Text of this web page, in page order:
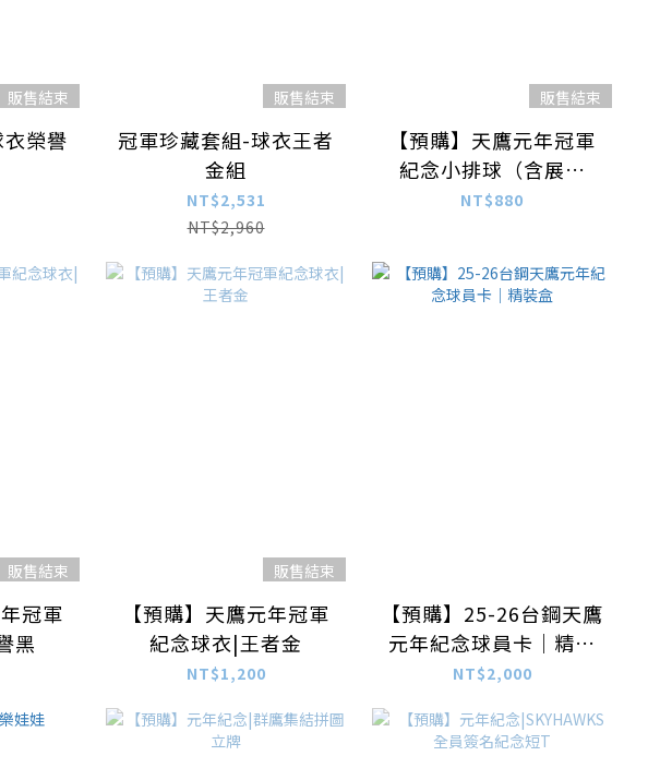
販售結束
榮譽
販售結束
冠軍珍藏套組-球衣王者
金組
NT$2,531
NT$2,960
販售結束
【預購】天鷹元年冠軍
紀念小排球（含展示
組）
NT$880
販售結束
冠軍
黑
販售結束
【預購】天鷹元年冠軍
紀念球衣|王者金
NT$1,200
【預購】25-26台鋼天鷹
元年紀念球員卡｜精裝
盒
NT$2,000